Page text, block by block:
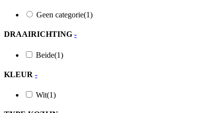
Geen categorie(1)
DRAAIRICHTING -
Beide(1)
KLEUR -
Wit(1)